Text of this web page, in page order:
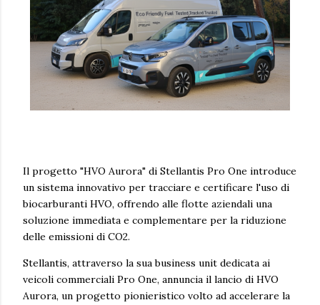
Il progetto "HVO Aurora" di Stellantis Pro One introduce
un sistema innovativo per tracciare e certificare l'uso di
biocarburanti HVO, offrendo alle flotte aziendali una
soluzione immediata e complementare per la riduzione
delle emissioni di CO2.
Stellantis, attraverso la sua business unit dedicata ai
veicoli commerciali Pro One, annuncia il lancio di HVO
Aurora, un progetto pionieristico volto ad accelerare la